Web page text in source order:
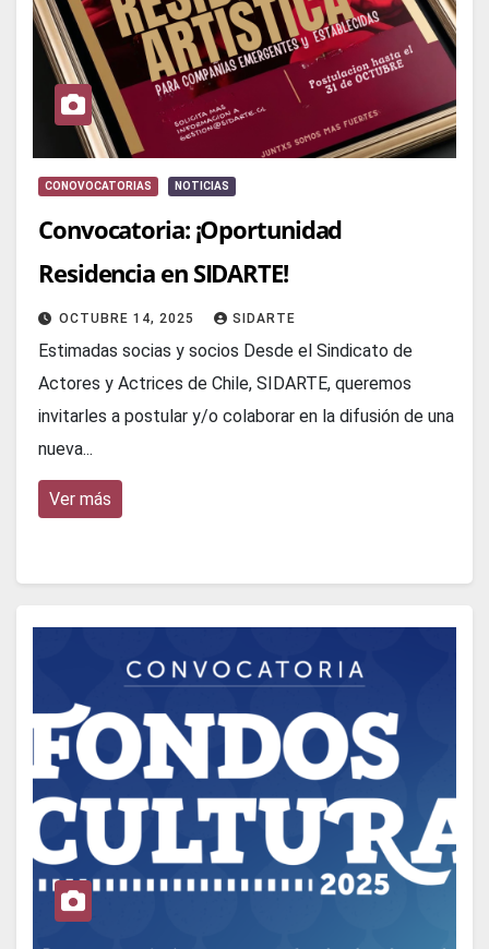
CONOVOCATORIAS NOTICIAS
Convocatoria: ¡Oportunidad
Residencia en SIDARTE!
OCTUBRE 14, 2025 SIDARTE
Estimadas socias y socios Desde el Sindicato de
Actores y Actrices de Chile, SIDARTE, queremos
invitarles a postular y/o colaborar en la difusión de una
nueva...
Ver más